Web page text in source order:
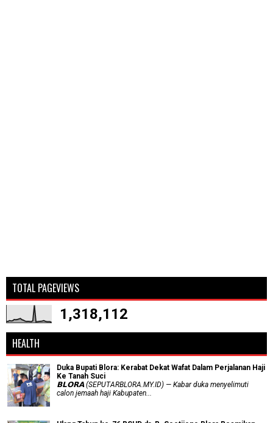
TOTAL PAGEVIEWS
1,318,112
HEALTH
Duka Bupati Blora: Kerabat Dekat Wafat Dalam Perjalanan Haji
Ke Tanah Suci
𝗕𝗟𝗢𝗥𝗔 (SEPUTARBLORA.MY.ID) — Kabar duka menyelimuti
calon jemaah haji Kabupaten...